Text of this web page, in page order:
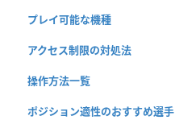
プレイ可能な機種
アクセス制限の対処法
操作方法一覧
ポジション適性のおすすめ選手